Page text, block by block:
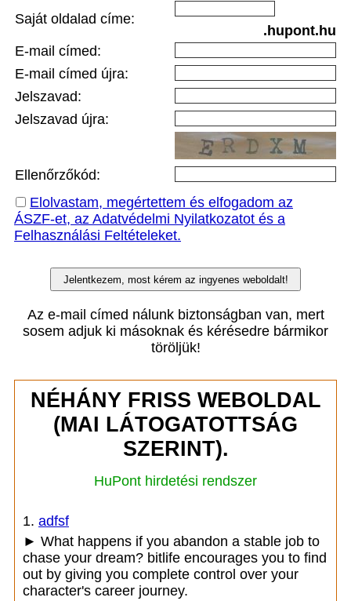
Saját oldalad címe:
.hupont.hu
E-mail címed:
E-mail címed újra:
Jelszavad:
Jelszavad újra:
Ellenőrzőkód:
Elolvastam, megértettem és elfogadom az
ÁSZF-et, az Adatvédelmi Nyilatkozatot és a
Felhasználási Feltételeket.
Az e-mail címed nálunk biztonságban van, mert
sosem adjuk ki másoknak és kérésedre bármikor
töröljük!
NÉHÁNY FRISS WEBOLDAL
(MAI LÁTOGATOTTSÁG
SZERINT).
HuPont hirdetési rendszer
1. adfsf
► What happens if you abandon a stable job to
chase your dream? bitlife encourages you to find
out by giving you complete control over your
character's career journey.